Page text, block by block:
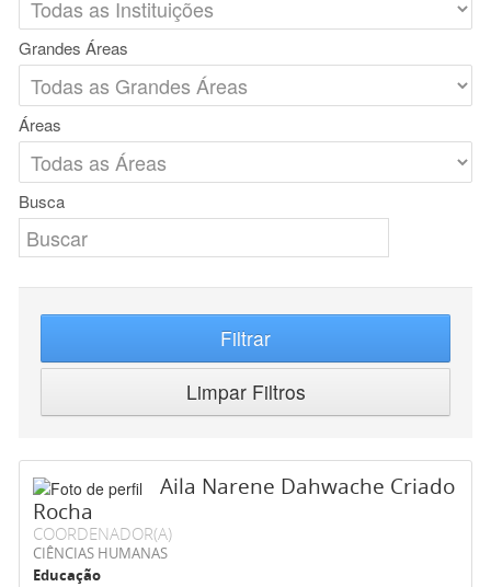
Grandes Áreas
Áreas
Busca
Filtrar
Limpar Filtros
Aila Narene Dahwache Criado
Rocha
COORDENADOR(A)
CIÊNCIAS HUMANAS
Educação